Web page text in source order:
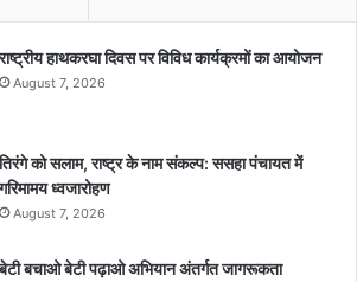
राष्ट्रीय हाथकरघा दिवस पर विविध कार्यक्रमों का आयोजन
August 7, 2026
तिरंगे को सलाम, राष्ट्र के नाम संकल्प: ससहा पंचायत में
गरिमामय ध्वजारोहण
August 7, 2026
बेटी बचाओ बेटी पढ़ाओ अभियान अंतर्गत जागरूकता